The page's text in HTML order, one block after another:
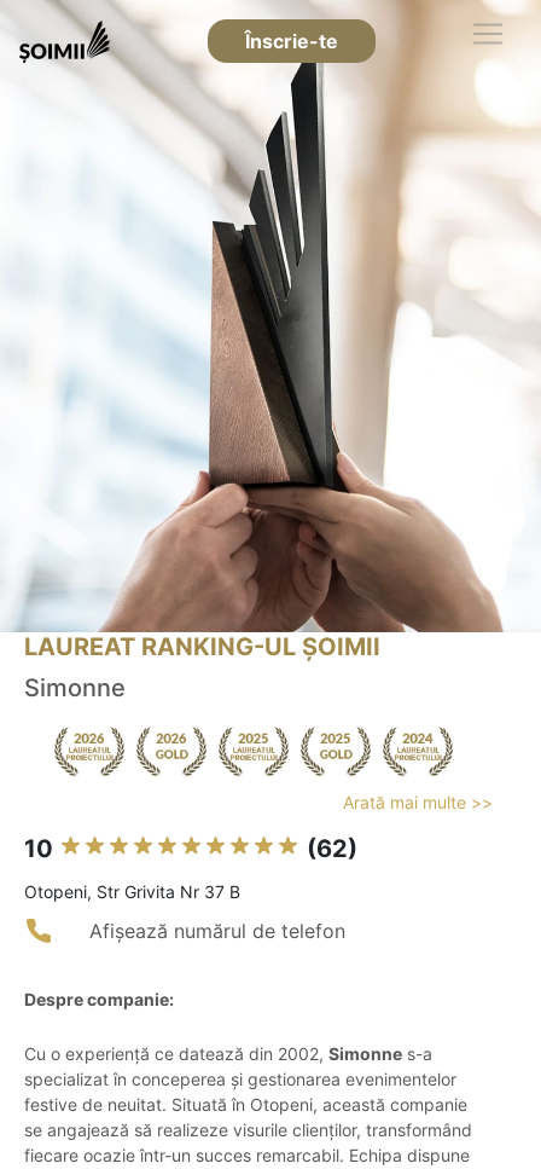
Înscrie-te
LAUREAT RANKING-UL ȘOIMII
Simonne
Arată mai multe >>
10 (62)
Otopeni, Str Grivita Nr 37 B
Afișează numărul de telefon
Despre companie:
Cu o experiență ce datează din 2002, Simonne s-a
specializat în conceperea și gestionarea evenimentelor
festive de neuitat. Situată în Otopeni, această companie
se angajează să realizeze visurile clienților, transformând
fiecare ocazie într-un succes remarcabil. Echipa dispune